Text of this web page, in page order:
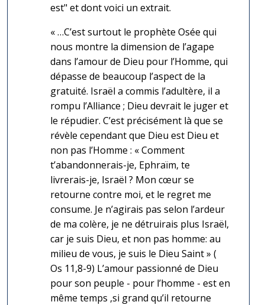
est" et dont voici un extrait.
« …C’est surtout le prophète Osée qui
nous montre la dimension de l’agape
dans l’amour de Dieu pour l’Homme, qui
dépasse de beaucoup l’aspect de la
gratuité. Israël a commis l’adultère, il a
rompu l’Alliance ; Dieu devrait le juger et
le répudier. C’est précisément là que se
révèle cependant que Dieu est Dieu et
non pas l’Homme : « Comment
t’abandonnerais-je, Ephraïm, te
livrerais-je, Israël ? Mon cœur se
retourne contre moi, et le regret me
consume. Je n’agirais pas selon l’ardeur
de ma colère, je ne détruirais plus Israël,
car je suis Dieu, et non pas homme: au
milieu de vous, je suis le Dieu Saint » (
Os 11,8-9) L’amour passionné de Dieu
pour son peuple - pour l’homme - est en
même temps ,si grand qu’il retourne